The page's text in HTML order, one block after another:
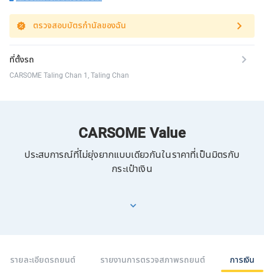
ตรวจสอบบัตรกำนัลของฉัน
ที่ตั้งรถ
CARSOME Taling Chan 1, Taling Chan
CARSOME Value
ประสบการณ์ที่ไม่ยุ่งยากแบบเดียวกันในราคาที่เป็นมิตรกับ
กระเป๋าเงิน
รายละเอียดรถยนต์ รายงานการตรวจสภาพรถยนต์ การเงิน